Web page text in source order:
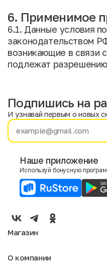
6. Применимое
6.1. Данные условия
законодательством
возникающие в связи
подлежат
Имя
E-mail
Мужской
Подпишись на
И узнавай первым о новых
Наше приложение
Используй бонусную
Магазин
Мужское
О компании